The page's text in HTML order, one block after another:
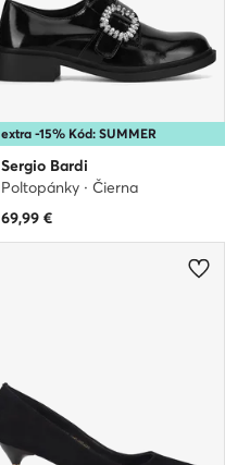
extra -15% Kód: SUMMER
Sergio Bardi
Poltopánky · Čierna
69,99 €